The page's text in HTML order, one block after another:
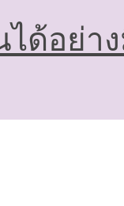
ได้อย่า